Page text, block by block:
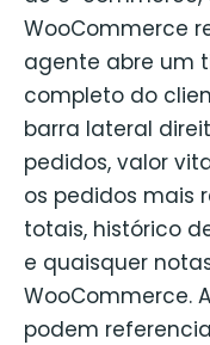
WooCommerce
agente abre um
completo do
barra lateral
pedidos, valor
os pedidos mais
totais, histórico
e quaisquer
WooCommerce.
podem